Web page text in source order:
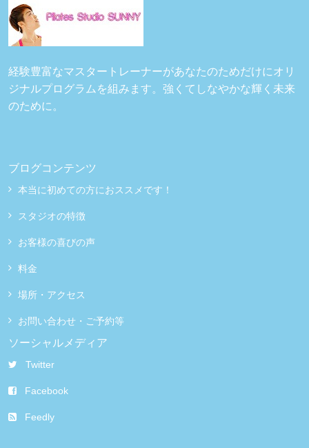
経験豊富なマスタートレーナーがあなたのためだけにオリ
ジナルプログラムを組みます。強くてしなやかな輝く未来
のために。
ブログコンテンツ
本当に初めての方におススメです！
スタジオの特徴
お客様の喜びの声
料金
場所・アクセス
お問い合わせ・ご予約等
ソーシャルメディア
Twitter
Facebook
Feedly